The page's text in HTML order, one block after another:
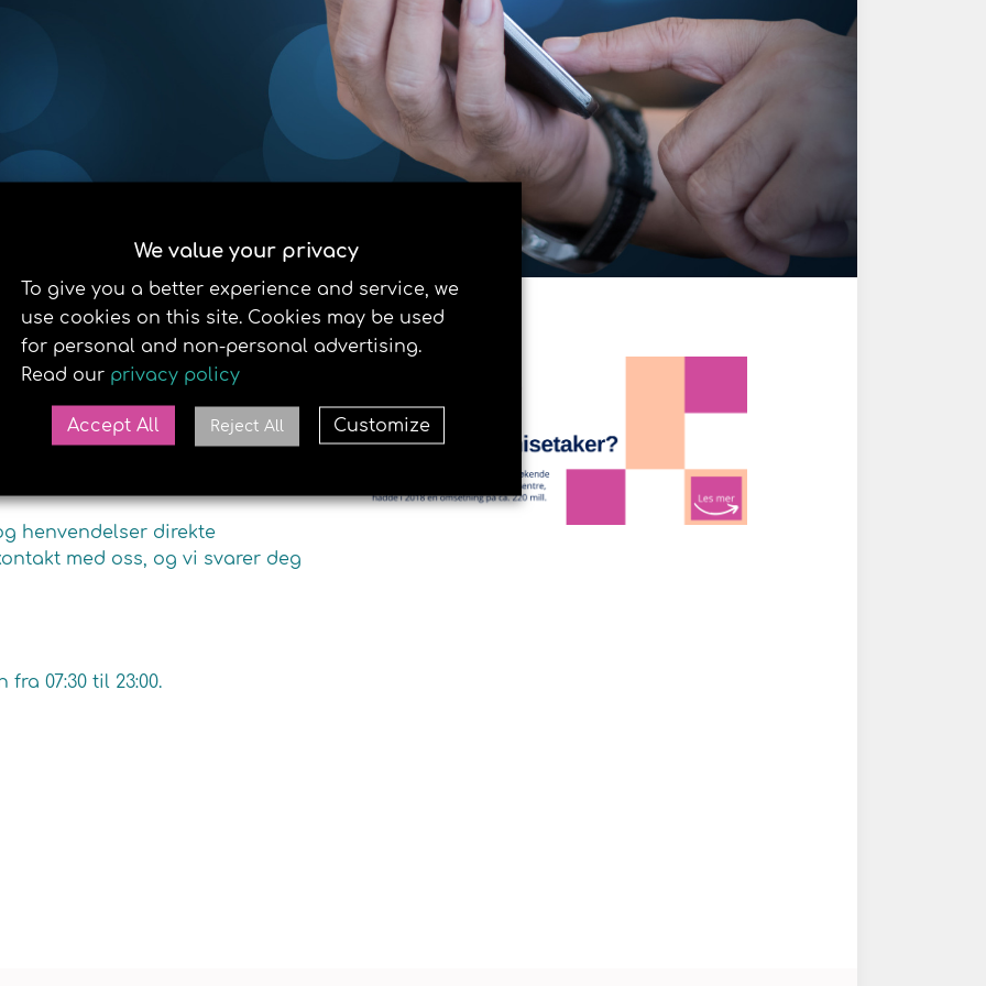
med SolApp-
spørsmål til oss i
henvendelser direkte
med oss, og vi svarer deg
07:30 til 23:00.
We value your privacy
To give you a better experience and service, we
use cookies on this site. Cookies may be used
for personal and non-personal advertising.
Read our privacy policy
Accept All Reject All Customize